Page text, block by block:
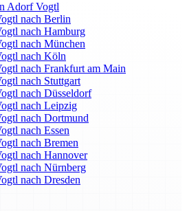
Adorf Vogtl
nach Berlin
nach Hamburg
nach München
nach Köln
nach Frankfurt am Main
nach Stuttgart
nach Düsseldorf
nach Leipzig
nach Dortmund
nach Essen
nach Bremen
nach Hannover
nach Nürnberg
nach Dresden